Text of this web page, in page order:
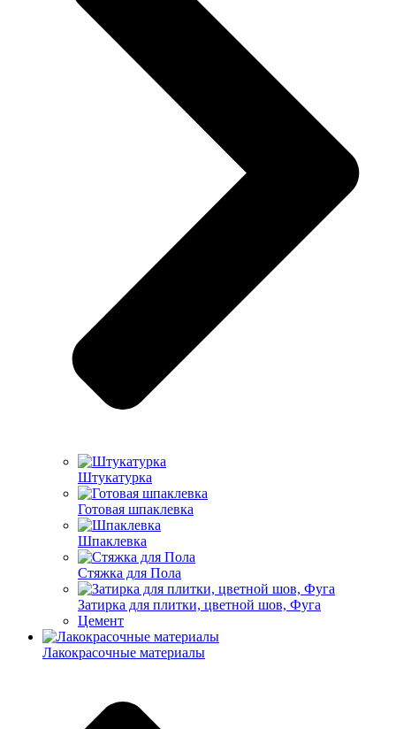
Штукатурка
Готовая шпаклевка
Шпаклевка
Стяжка для Пола
Затирка для плитки, цветной шов, Фуга
Цемент
Лакокрасочные материалы